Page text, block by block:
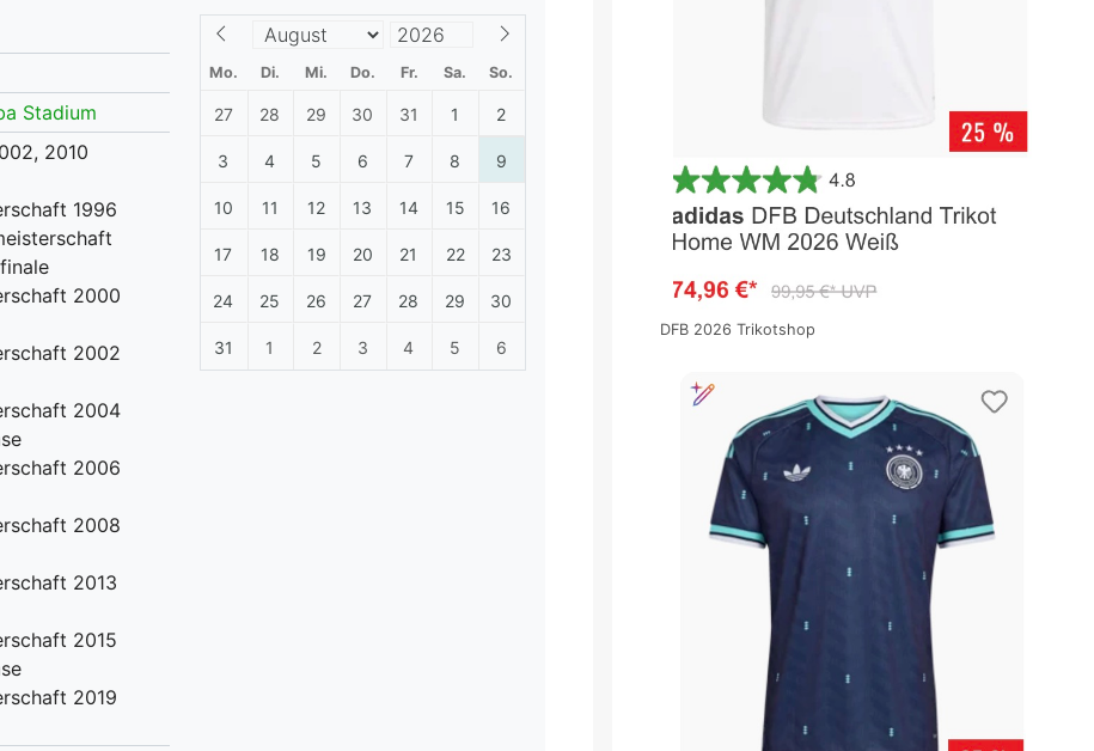
Excel – kostenlos
& automatisch ausfüllen
Stadium
2010
1996
2000
2002
2004
2006
2008
2013
2015
2019
Mo. Di. Mi. Do. Fr. Sa. So.
27 28 29 30 31 1 2
3 4 5 6 7 8 9
10 11 12 13 14 15 16
17 18 19 20 21 22 23
24 25 26 27 28 29 30
31 1 2 3 4 5 6
DFB 2026 Trikotshop